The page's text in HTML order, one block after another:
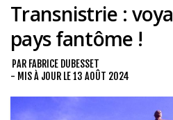
Destinations
Mes ressources pour voyager
Guides voyages
Contact
Transnistrie :
pays fantôme !
PAR FABRICE DUBESSET
- MIS À JOUR LE13 AOÛT 2024